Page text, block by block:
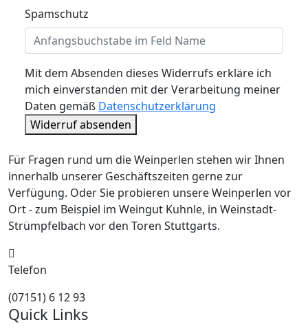
Spamschutz
Mit dem Absenden dieses Widerrufs erkläre ich
mich einverstanden mit der Verarbeitung meiner
Daten gemäß Datenschutzerklärung
Widerruf absenden
Für Fragen rund um die Weinperlen stehen wir Ihnen
innerhalb unserer Geschäftszeiten gerne zur
Verfügung. Oder Sie probieren unsere Weinperlen vor
Ort - zum Beispiel im Weingut Kuhnle, in Weinstadt-
Strümpfelbach vor den Toren Stuttgarts.
Telefon
(07151) 6 12 93
Quick Links